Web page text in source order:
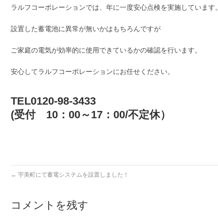
ラルフコーポレーションでは、年に一度安心点検を実施しています。
設置した蓄電池に異常が無いかはもちろんですが
ご家庭の電気が効率的に使用できているかの確認を行います。
安心してラルフコーポレーションにお任せください。
TEL0120-98-3433
(受付 10：00～17：00/不定休）
← 宇美町にて蓄電システムを設置しました！
コメントを残す